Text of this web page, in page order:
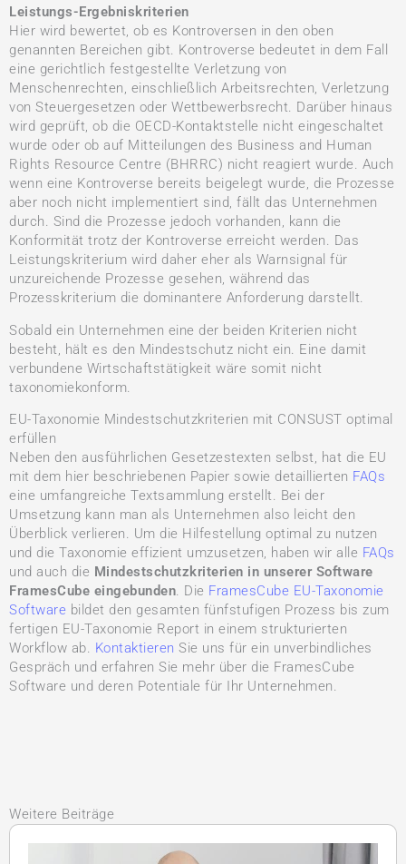
Leistungs-Ergebniskriterien
Hier wird bewertet, ob es Kontroversen in den oben
genannten Bereichen gibt. Kontroverse bedeutet in dem Fall
eine gerichtlich festgestellte Verletzung von
Menschenrechten, einschließlich Arbeitsrechten, Verletzung
von Steuergesetzen oder Wettbewerbsrecht. Darüber hinaus
wird geprüft, ob die OECD-Kontaktstelle nicht eingeschaltet
wurde oder ob auf Mitteilungen des Business and Human
Rights Resource Centre (BHRRC) nicht reagiert wurde. Auch
wenn eine Kontroverse bereits beigelegt wurde, die Prozesse
aber noch nicht implementiert sind, fällt das Unternehmen
durch. Sind die Prozesse jedoch vorhanden, kann die
Konformität trotz der Kontroverse erreicht werden. Das
Leistungskriterium wird daher eher als Warnsignal für
unzureichende Prozesse gesehen, während das
Prozesskriterium die dominantere Anforderung darstellt.
Sobald ein Unternehmen eine der beiden Kriterien nicht
besteht, hält es den Mindestschutz nicht ein. Eine damit
verbundene Wirtschaftstätigkeit wäre somit nicht
taxonomiekonform.
EU-Taxonomie Mindestschutzkriterien mit CONSUST optimal
erfüllen
Neben den ausführlichen Gesetzestexten selbst, hat die EU
mit dem hier beschriebenen Papier sowie detaillierten FAQs
eine umfangreiche Textsammlung erstellt. Bei der
Umsetzung kann man als Unternehmen also leicht den
Überblick verlieren. Um die Hilfestellung optimal zu nutzen
und die Taxonomie effizient umzusetzen, haben wir alle FAQs
und auch die Mindestschutzkriterien in unserer Software
FramesCube eingebunden. Die FramesCube EU-Taxonomie
Software bildet den gesamten fünfstufigen Prozess bis zum
fertigen EU-Taxonomie Report in einem strukturierten
Workflow ab. Kontaktieren Sie uns für ein unverbindliches
Gespräch und erfahren Sie mehr über die FramesCube
Software und deren Potentiale für Ihr Unternehmen.
Weitere Beiträge